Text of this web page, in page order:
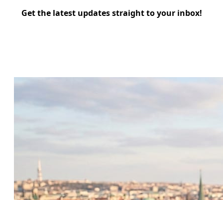
Get the latest updates straight to your inbox!